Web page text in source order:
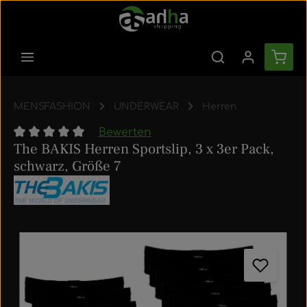
Zum Hauptinhalt springen
MENSFASHION UNDERWEAR Herren
Durchschnittliche Bewertung von 0 von 5 Sternen
Bewerten
The BAKIS Herren Sportslip, 3 x 3er Pack,
schwarz, Größe 7